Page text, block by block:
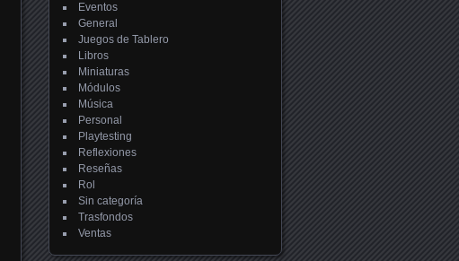
Eventos
General
Juegos de Tablero
Libros
Miniaturas
Módulos
Música
Personal
Playtesting
Reflexiones
Reseñas
Rol
Sin categoría
Trasfondos
Ventas